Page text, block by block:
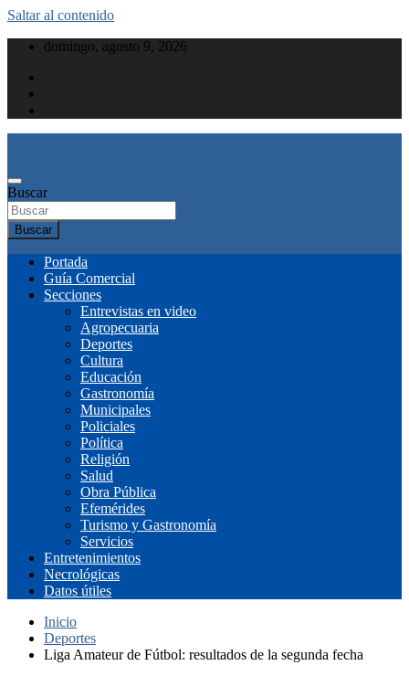
Saltar al contenido
domingo, agosto 9, 2026
Buscar
Buscar
Portada
Guía Comercial
Secciones
Entrevistas en video
Agropecuaria
Deportes
Cultura
Educación
Gastronomía
Municipales
Policiales
Política
Religión
Salud
Obra Pública
Efemérides
Turismo y Gastronomía
Servicios
Entretenimientos
Necrológicas
Datos útiles
Inicio
Deportes
Liga Amateur de Fútbol: resultados de la segunda fecha